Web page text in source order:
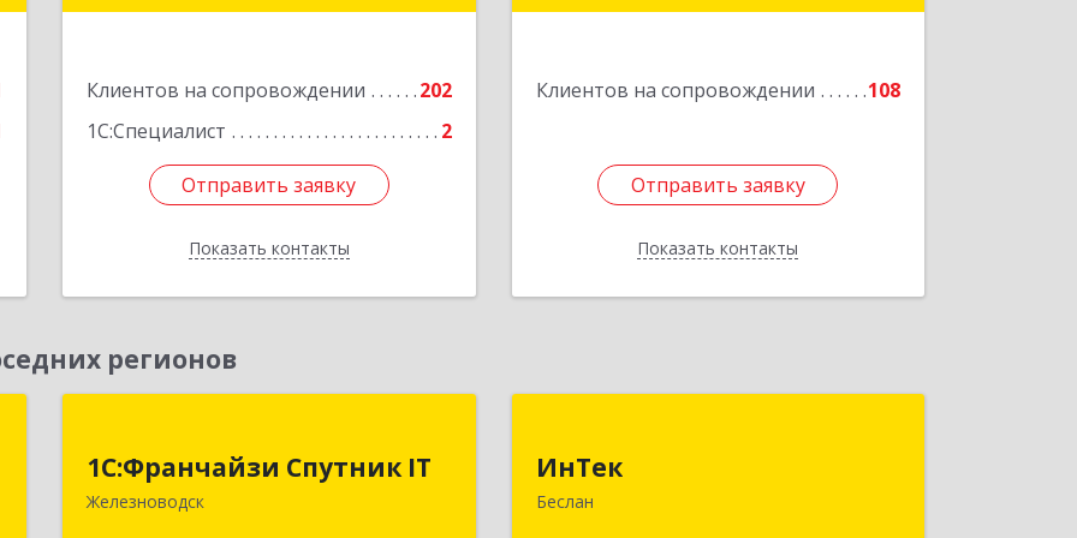
Клиентов на сопровождении
202
1С:Специалист
2
Отправить заявку
Показать контакты
Отправить заявку
Назад
Клиентов на сопровождении 108
Отправить заявку
Показать контакты
Отправить заявку
Назад
регионов
1С:Франчайзи Спутник IT
Железноводск
357430, Ставропольский край, город-
курорт Железноводск, Иноземцево п,
ИнТек
Беслан